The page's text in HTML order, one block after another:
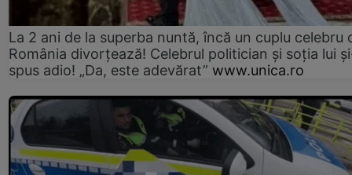
La 2 ani de la superba nuntă, încă un cuplu celebru
România divorțează! Celebrul politician și soția lui
spus adio! „Da, este adevărat” www.unica.ro